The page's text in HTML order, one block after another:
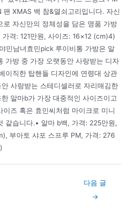
팬 XMAS 백 참&열쇠고리입니다. 자신
로 자신만의 정체성을 담은 명품 가방
격: 121만원, 사이즈: 16×12 (cm)4)
민남녀효민pick 루이비통 가방은 알
가방 중 가장 오랫동안 사랑받는 디자
이직한 탑핸들 디자인에 연령대 상관
사랑받는 스테디셀러로 자리매김한
알마b가 가장 대중적인 사이즈이고
이즈 혹은 효민씨처럼 마이크로 미니
같습니다.• 알마 b백, 가격: 225만원,
부아토 샤포 스프루 PM, 가격: 276
다음 글
→